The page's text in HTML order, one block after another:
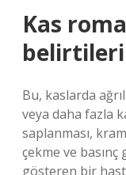
Kas
Bu, kaslarda
veya daha fazla
saplanması,
çekme ve
gösteren bir